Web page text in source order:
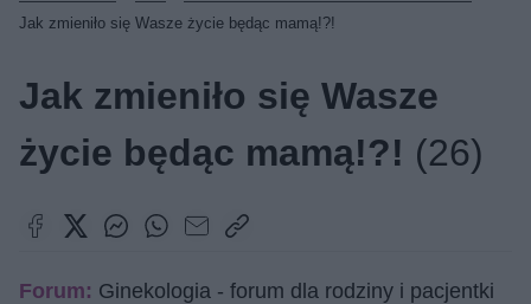
Jak zmieniło się Wasze życie będąc mamą!?!
Jak zmieniło się Wasze
życie będąc mamą!?! (26)
Forum: Ginekologia - forum dla rodziny i pacjentki